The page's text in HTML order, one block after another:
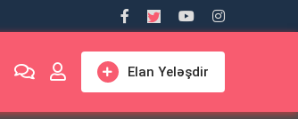
Elan Yeləşdir